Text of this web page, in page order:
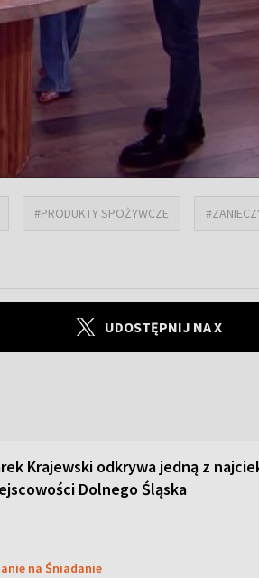
#PRODUKTY SPOŻYWCZE
UDOSTĘPNIJ NA X
Krajewski odkrywa jedną z
Dolnego Śląska
na Śniadanie